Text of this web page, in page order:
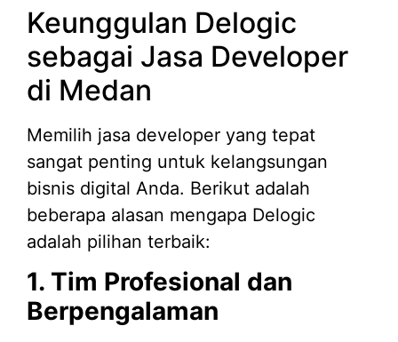
Keunggulan Delogic
sebagai Jasa Developer
di Medan
Memilih jasa developer yang tepat
sangat penting untuk kelangsungan
bisnis digital Anda. Berikut adalah
beberapa alasan mengapa Delogic
adalah pilihan terbaik:
1. Tim Profesional dan
Berpengalaman